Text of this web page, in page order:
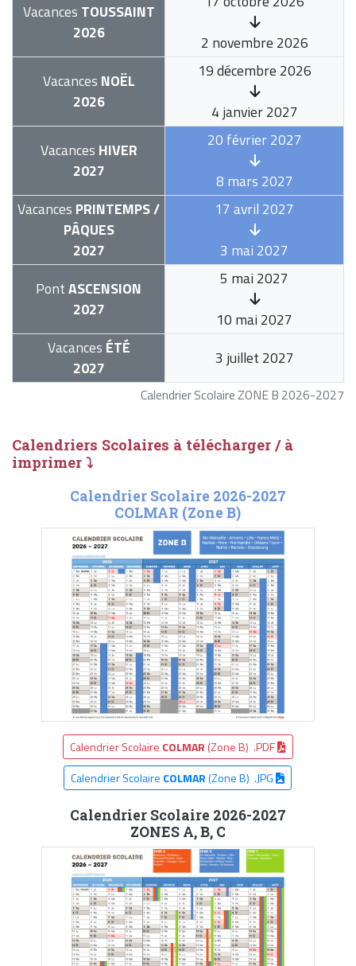
Calendrier Scolaire ZONE B 2026-2027
Vacances TOUSSAINT
2026
2 novembre 2026
Vacances NOËL
2026
19 décembre 2026
4 janvier 2027
Vacances HIVER
2027
20 février 2027
8 mars 2027
Vacances PRINTEMPS /
PÂQUES
2027
17 avril 2027
3 mai 2027
PontASCENSION
2027
5 mai 2027
10 mai 2027
Vacances ÉTÉ
2027
3 juillet 2027
Calendriers Scolaires à télécharger / à
imprimer ⤵
Calendrier Scolaire 2026-2027
COLMAR (Zone B)
Calendrier Scolaire COLMAR (Zone B) .PDF
Calendrier Scolaire COLMAR(Zone B) .JPG
Calendrier Scolaire 2026-2027
ZONES A, B, C